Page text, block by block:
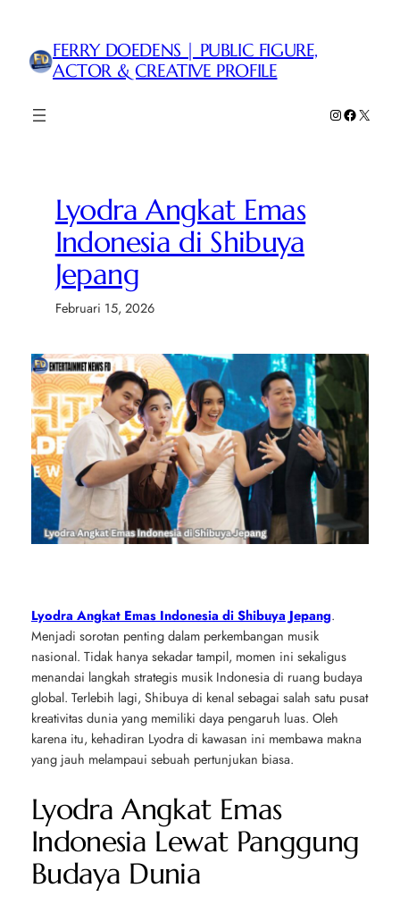
konten
FERRY DOEDENS | PUBLIC FIGURE,
ACTOR & CREATIVE PROFILE
Instagram
Facebook
X
Lyodra Angkat Emas
Indonesia di Shibuya
Jepang
Februari 15, 2026
Lyodra Angkat Emas Indonesia di Shibuya Jepang.
Menjadi sorotan penting dalam perkembangan musik
nasional. Tidak hanya sekadar tampil, momen ini sekaligus
menandai langkah strategis musik Indonesia di ruang budaya
global. Terlebih lagi, Shibuya di kenal sebagai salah satu pusat
kreativitas dunia yang memiliki daya pengaruh luas. Oleh
karena itu, kehadiran Lyodra di kawasan ini membawa makna
yang jauh melampaui sebuah pertunjukan biasa.
Lyodra Angkat Emas
Indonesia Lewat Panggung
Budaya Dunia